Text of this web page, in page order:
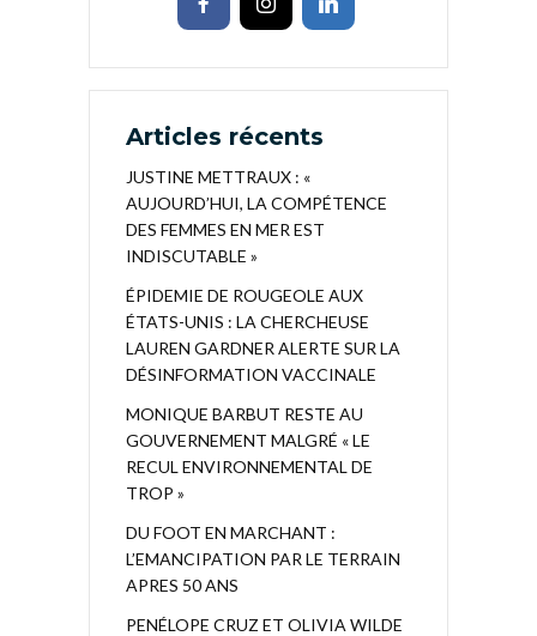
Articles récents
JUSTINE METTRAUX : «
AUJOURD’HUI, LA COMPÉTENCE
DES FEMMES EN MER EST
INDISCUTABLE »
ÉPIDEMIE DE ROUGEOLE AUX
ÉTATS-UNIS : LA CHERCHEUSE
LAUREN GARDNER ALERTE SUR LA
DÉSINFORMATION VACCINALE
MONIQUE BARBUT RESTE AU
GOUVERNEMENT MALGRÉ « LE
RECUL ENVIRONNEMENTAL DE
TROP »
DU FOOT EN MARCHANT :
L’EMANCIPATION PAR LE TERRAIN
APRES 50 ANS
PENÉLOPE CRUZ ET OLIVIA WILDE